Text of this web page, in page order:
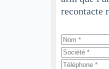
recontacte